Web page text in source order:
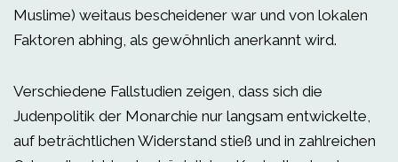
Muslime) weitaus bescheidener war und von lokalen
Faktoren abhing, als gewöhnlich anerkannt wird.
Verschiedene Fallstudien zeigen, dass sich die
Judenpolitik der Monarchie nur langsam entwickelte,
auf beträchtlichen Widerstand stieß und in zahlreichen